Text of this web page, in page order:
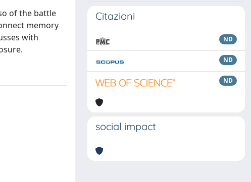
of the battle
memory
with
Citazioni
ND
ND
ND
social impact